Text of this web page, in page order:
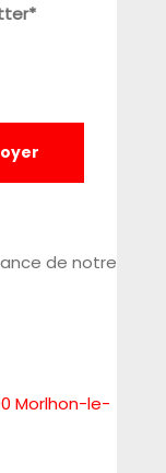
de notre
Morlhon-le-